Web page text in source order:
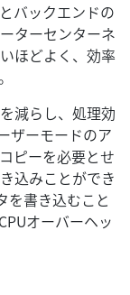
バックエンドの
ターセンターネ
ほどよく、効率
減らし、処理効
ザーモードのア
ピーを必要とせ
込みことができ
を書き込むこと
オーバーヘッ